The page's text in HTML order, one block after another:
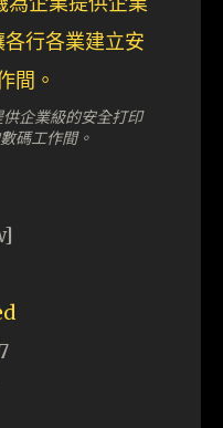
企業級的安全打印
碼工作間。